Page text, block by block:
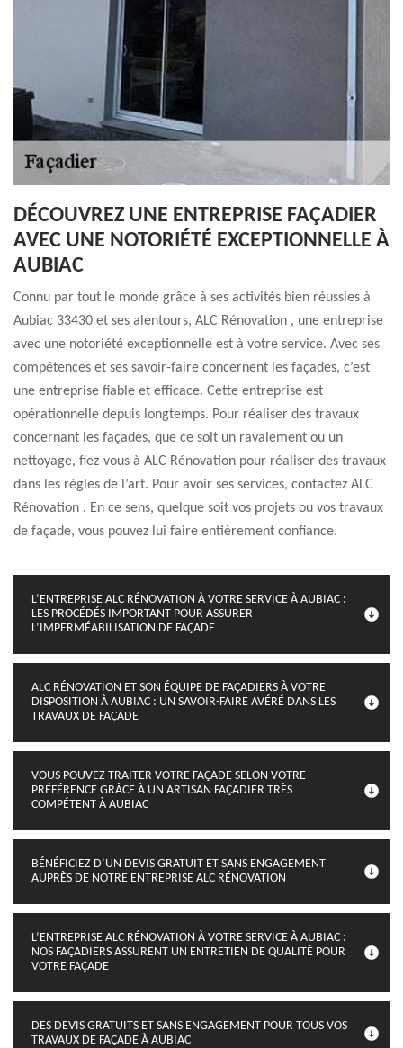
DÉCOUVREZ UNE ENTREPRISE FAÇADIER
AVEC UNE NOTORIÉTÉ EXCEPTIONNELLE À
AUBIAC
Connu par tout le monde grâce à ses activités bien réussies à
Aubiac 33430 et ses alentours, ALC Rénovation , une entreprise
avec une notoriété exceptionnelle est à votre service. Avec ses
compétences et ses savoir-faire concernent les façades, c’est
une entreprise fiable et efficace. Cette entreprise est
opérationnelle depuis longtemps. Pour réaliser des travaux
concernant les façades, que ce soit un ravalement ou un
nettoyage, fiez-vous à ALC Rénovation pour réaliser des travaux
dans les règles de l’art. Pour avoir ses services, contactez ALC
Rénovation . En ce sens, quelque soit vos projets ou vos travaux
de façade, vous pouvez lui faire entièrement confiance.
L’ENTREPRISE ALC RÉNOVATION À VOTRE SERVICE À AUBIAC :
LES PROCÉDÉS IMPORTANT POUR ASSURER
L’IMPERMÉABILISATION DE FAÇADE
ALC RÉNOVATION ET SON ÉQUIPE DE FAÇADIERS À VOTRE
DISPOSITION À AUBIAC : UN SAVOIR-FAIRE AVÉRÉ DANS LES
TRAVAUX DE FAÇADE
VOUS POUVEZ TRAITER VOTRE FAÇADE SELON VOTRE
PRÉFÉRENCE GRÂCE À UN ARTISAN FAÇADIER TRÈS
COMPÉTENT À AUBIAC
BÉNÉFICIEZ D’UN DEVIS GRATUIT ET SANS ENGAGEMENT
AUPRÈS DE NOTRE ENTREPRISE ALC RÉNOVATION
L’ENTREPRISE ALC RÉNOVATION À VOTRE SERVICE À AUBIAC :
NOS FAÇADIERS ASSURENT UN ENTRETIEN DE QUALITÉ POUR
VOTRE FAÇADE
DES DEVIS GRATUITS ET SANS ENGAGEMENT POUR TOUS VOS
TRAVAUX DE FAÇADE À AUBIAC